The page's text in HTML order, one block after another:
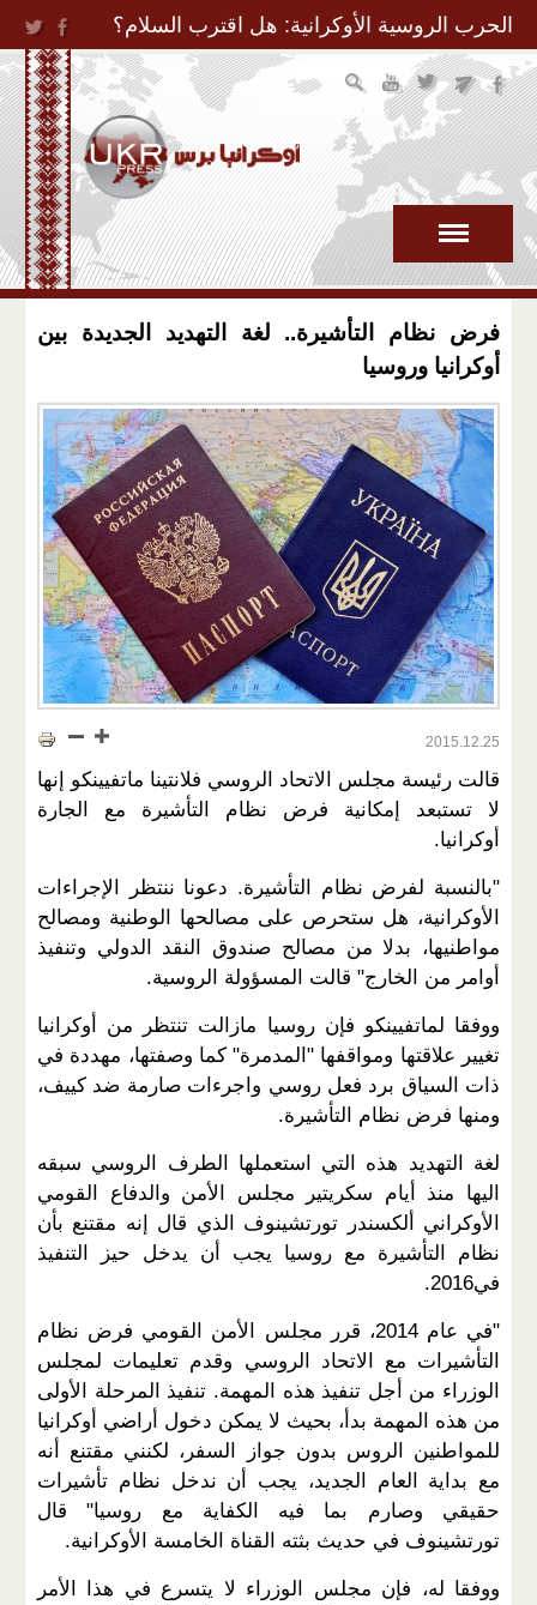
Jump to Navigation
الحرب الروسية الأوكرانية: هل اقترب السلام؟
فرض نظام التأشيرة.. لغة التهديد الجديدة بين
أوكرانيا وروسيا
2015.12.25
قالت رئيسة مجلس الاتحاد الروسي فلانتينا ماتفيينكو إنها
لا تستبعد إمكانية فرض نظام التأشيرة مع الجارة
أوكرانيا.
"بالنسبة لفرض نظام التأشيرة. دعونا ننتظر الإجراءات
الأوكرانية، هل ستحرص على مصالحها الوطنية ومصالح
مواطنيها، بدلا من مصالح صندوق النقد الدولي وتنفيذ
أوامر من الخارج" قالت المسؤولة الروسية.
ووفقا لماتفيينكو فإن روسيا مازالت تنتظر من أوكرانيا
تغيير علاقتها ومواقفها "المدمرة" كما وصفتها، مهددة في
ذات السياق برد فعل روسي واجرءات صارمة ضد كييف،
ومنها فرض نظام التأشيرة.
لغة التهديد هذه التي استعملها الطرف الروسي سبقه
اليها منذ أيام سكريتير مجلس الأمن والدفاع القومي
الأوكراني ألكسندر تورتشينوف الذي قال إنه مقتنع بأن
نظام التأشيرة مع روسيا يجب أن يدخل حيز التنفيذ
في2016.
"في عام 2014، قرر مجلس الأمن القومي فرض نظام
التأشيرات مع الاتحاد الروسي وقدم تعليمات لمجلس
الوزراء من أجل تنفيذ هذه المهمة. تنفيذ المرحلة الأولى
من هذه المهمة بدأ، بحيث لا يمكن دخول أراضي أوكرانيا
للمواطنين الروس بدون جواز السفر، لكنني مقتنع أنه
مع بداية العام الجديد، يجب أن ندخل نظام تأشيرات
حقيقي وصارم بما فيه الكفاية مع روسيا" قال
تورتشينوف في حديث بثته القناة الخامسة الأوكرانية.
ووفقا له، فإن مجلس الوزراء لا يتسرع في هذا الأمر